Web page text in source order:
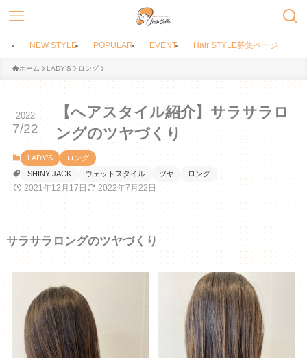
NEW STYLE POPULAR EVENT Hair STYLE募集ページ
ホーム LADY’S ロング
【へアスタイル紹介】サラサラロ
ングのツヤづくり
2022
7/22
LADY’S
ロング
SHINY JACK
ウェットスタイル ツヤ ロング
2021年12月17日 2022年7月22日
サラサラロングのツヤづくり